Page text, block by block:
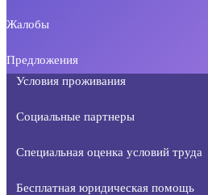
Жалобы
Предложения
Условия проживания
Социальные партнеры
Специальная оценка условий труда
Бесплатная юридическая помощь